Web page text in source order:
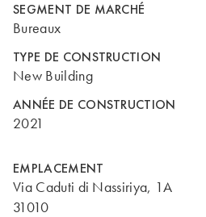
SEGMENT DE MARCHÉ
Bureaux
TYPE DE CONSTRUCTION
New Building
ANNÉE DE CONSTRUCTION
2021
EMPLACEMENT
Via Caduti di Nassiriya, 1A
31010